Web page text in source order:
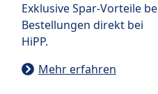
Exklusive Spar-Vorteile
Bestellungen direkt bei
HiPP.
Mehr erfahren